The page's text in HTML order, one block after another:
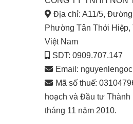
Địa chỉ: A11/5,
Phường Tân Thới
Việt Nam
SDT: 0909.707.147
Email:
Mã số thuế:
hoạch và Đầu tư
tháng 11 năm 2010.